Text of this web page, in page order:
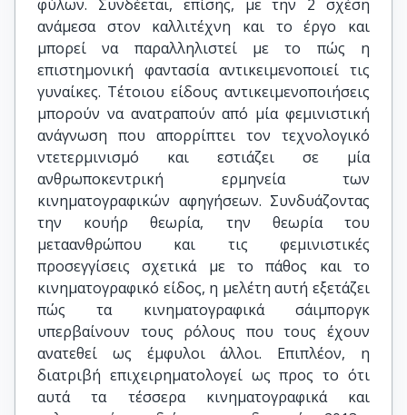
φύλων. Συνδέεται, επίσης, με την 2 σχέση
ανάμεσα στον καλλιτέχνη και το έργο και
μπορεί να παραλληλιστεί με το πώς η
επιστημονική φαντασία αντικειμενοποιεί τις
γυναίκες. Τέτοιου είδους αντικειμενοποιήσεις
μπορούν να ανατραπούν από μία φεμινιστική
ανάγνωση που απορρίπτει τον τεχνολογικό
ντετερμινισμό και εστιάζει σε μία
ανθρωποκεντρική ερμηνεία των
κινηματογραφικών αφηγήσεων. Συνδυάζοντας
την κουήρ θεωρία, την θεωρία του
μεταανθρώπου και τις φεμινιστικές
προσεγγίσεις σχετικά με το πάθος και το
κινηματογραφικό είδος, η μελέτη αυτή εξετάζει
πώς τα κινηματογραφικά σάιμποργκ
υπερβαίνουν τους ρόλους που τους έχουν
ανατεθεί ως έμφυλοι άλλοι. Επιπλέον, η
διατριβή επιχειρηματολογεί ως προς το ότι
αυτά τα τέσσερα κινηματογραφικά και